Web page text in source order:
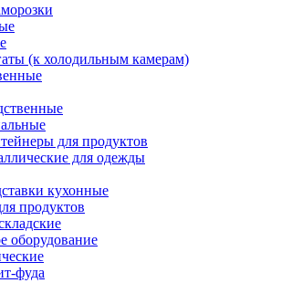
(к холодильным камерам)
для продуктов
для одежды
кухонные
продуктов
оборудование
фуда